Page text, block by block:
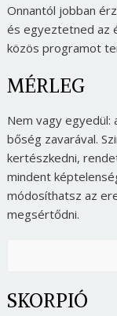
Onnantól jobban
és egyeztetned az
közös programot
MÉRLEG
Nem vagy egyedül:
bőség zavarával.
kertészkedni,
mindent
módosíthatsz az
megsértődni.
SKORPIÓ